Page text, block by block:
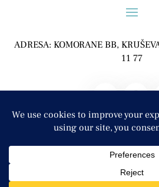
ADRESA: KOMORANE BB,
11 77
POLJOPRIVREDNO GAZDINSTVO
COPYRIGHT ©